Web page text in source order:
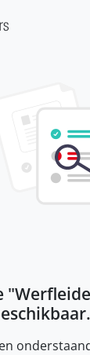
"